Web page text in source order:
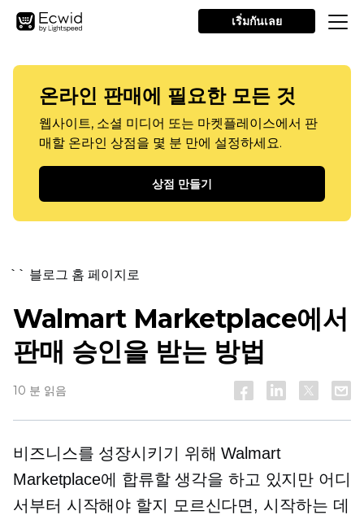
เริ่มกันเลย
온라인 판매에 필요한 모든 것
웹사이트, 소셜 미디어 또는 마켓플레이스에서 판
매할 온라인 상점을 몇 분 만에 설정하세요.
상점 만들기
`` 블로그 홈 페이지로
Walmart Marketplace에서
판매 승인을 받는 방법
10 분 읽음
비즈니스를 성장시키기 위해 Walmart
Marketplace에 합류할 생각을 하고 있지만 어디
서부터 시작해야 할지 모르신다면, 시작하는 데